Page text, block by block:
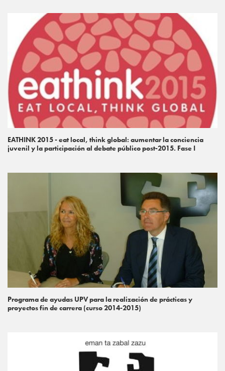
EATHINK 2015 - eat local, think global: aumentar la conciencia
juvenil y la participación al debate público post-2015. Fase I
Programa de ayudas UPV para la realización de prácticas y
proyectos fin de carrera (curso 2014-2015)